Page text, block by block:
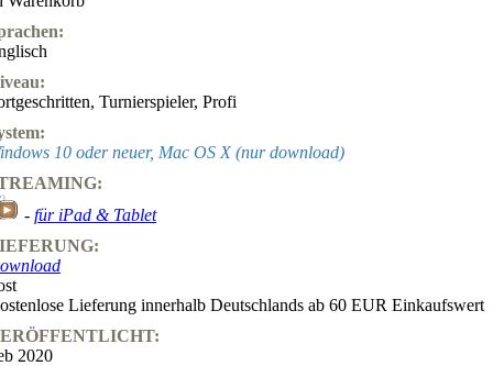
, Turnierspieler, Profi
10 oder neuer, Mac OS X (nur download)
- für iPad & Tablet
Lieferung innerhalb Deutschlands ab 60 EUR Einkaufswert
2020